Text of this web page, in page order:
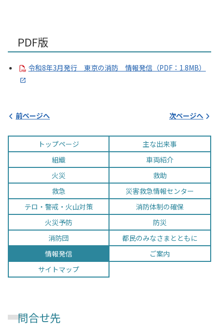
PDF版
令和8年3月発行 東京の消防 情報発信（PDF：1.8MB）
前ページへ 次ページへ
トップページ
主な出来事
組織
車両紹介
火災
救助
救急
災害救急情報センター
テロ・警戒・火山対策
消防体制の確保
火災予防
防災
消防団
都民のみなさまと ともに
情報発信
ご案内
サイトマップ
問合せ先